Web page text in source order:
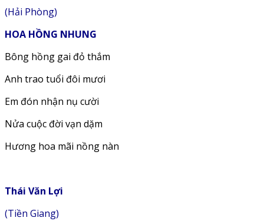
(Hải Phòng)
HOA HỒNG NHUNG
Bông hồng gai đỏ thắm
Anh trao tuổi đôi mươi
Em đón nhận nụ cười
Nửa cuộc đời vạn dặm
Hương hoa mãi nồng nàn
Thái Văn Lợi
(Tiền Giang)